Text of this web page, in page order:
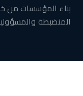
بناء المؤسسات من
المنضبطة